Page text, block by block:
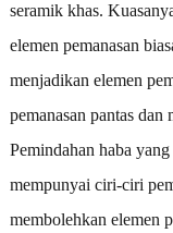
seramik khas.
elemen pemanasan
menjadikan elemen
pemanasan pantas
Pemindahan haba
mempunyai ciri-ciri
membolehkan elemen